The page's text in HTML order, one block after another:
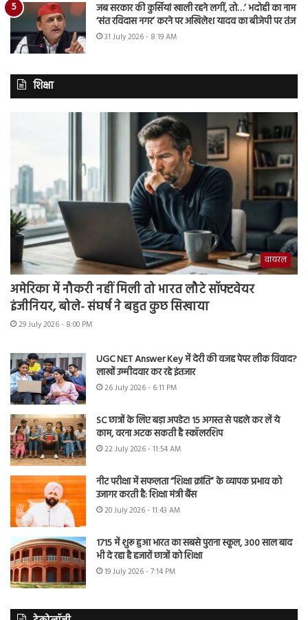
जब सरकार की कुर्सियां खाली रहने लगीं, तो…’ भदोही का नाम
‘संत रविदास नगर’ करने पर अखिलेश यादव का बीजेपी पर तंज
31 July 2026 - 8:19 AM
शिक्षा
वायरल
अमेरिका में नौकरी नहीं मिली तो भारत लौटे सॉफ्टवेयर
इंजीनियर, बोले- संघर्ष ने बहुत कुछ सिखाया
29 July 2026 - 8:00 PM
UGC NET Answer Key में देरी की वजह पेपर लीक विवाद?
लाखों उम्मीदवार कर रहे इंतजार
26 July 2026 - 6:11 PM
SC छात्रों के लिए बड़ा अपडेट! 15 अगस्त से पहले कर लें ये
काम, वरना अटक सकती है स्कॉलरशिप
22 July 2026 - 11:54 AM
नीट परीक्षा में सफलता “शिक्षा क्रांति” के व्यापक प्रभाव को
उजागर करती है: शिक्षा मंत्री बैंस
20 July 2026 - 11:43 AM
1715 में शुरू हुआ भारत का सबसे पुराना स्कूल, 300 साल बाद
भी दे रहा है हजारों छात्रों को शिक्षा
19 July 2026 - 7:14 PM